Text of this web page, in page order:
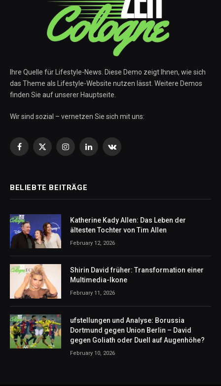
Ihre Quelle für Lifestyle-News. Diese Demo zeigt Ihnen, wie sich
das Theme als Lifestyle-Website nutzen lässt. Weitere Demos
finden Sie auf unserer Hauptseite.
Wir sind sozial – vernetzen Sie sich mit uns:
Facebook
X
InstagramLinkedInVKontakte
BELIEBTE BEITRÄGE
Katherine Kady Allen: Das Leben der
ältesten Tochter von Tim Allen
February 12, 2026
Shirin David früher: Transformation einer
Multimedia-Ikone
February 11, 2026
ufstellungen und Analyse: Borussia
Dortmund gegen Union Berlin – David
gegen Goliath oder Duell auf Augenhöhe?
February 10, 2026